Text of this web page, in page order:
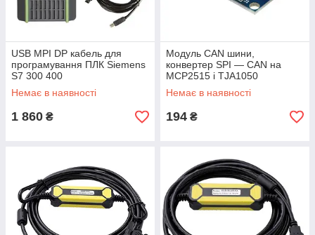
USB MPI DP кабель для
програмування ПЛК Siemens
S7 300 400
Немає в наявності
1 860 ₴
Модуль CAN шини,
конвертер SPI — CAN на
MCP2515 і TJA1050
Немає в наявності
194 ₴